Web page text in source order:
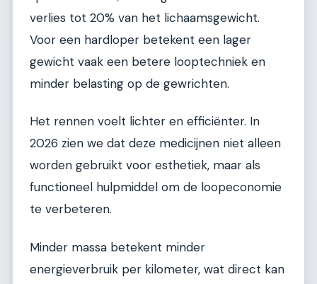
verlies tot 20% van het lichaamsgewicht.
Voor een hardloper betekent een lager
gewicht vaak een betere looptechniek en
minder belasting op de gewrichten.
Het rennen voelt lichter en efficiënter. In
2026 zien we dat deze medicijnen niet alleen
worden gebruikt voor esthetiek, maar als
functioneel hulpmiddel om de loopeconomie
te verbeteren.
Minder massa betekent minder
energieverbruik per kilometer, wat direct kan